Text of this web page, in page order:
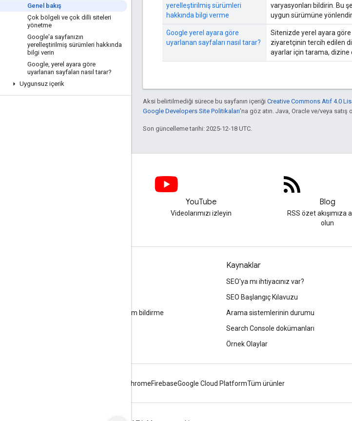
Genel bakış
Çok bölgeli ve çok dilli siteleri
yönetme
Google'a sayfanızın
yerelleştirilmiş sürümleri hakkında
bilgi verin
Google, yerel ayara göre
uyarlanan sayfaları nasıl tarar?
Uygunsuz içerik
yerelleştirilmiş sürümleri
hakkında bilgi verme
varyasyonları bildirin. Bu
uygun sürümüne
Google yerel ayara göre
uyarlanan sayfaları nasıl tarar?
Sitenizde yerel ayara
ziyaretçinin tercih edilen
ayarlar için tarama, dizine
Aksi belirtilmediği sürece bu sayfanın içeriği Creative Commons Atıf 4.0
Google Developers Site Politikaları'na göz atın. Java, Oracle ve/veya satış
Son güncelleme tarihi: 2025-12-18 UTC.
YouTube
Videolarımızı izleyin
Blog
RSS özet akışımıza
olun
Spam, kimlik avı veya kötü amaçlı yazılım bildirme
Kaynaklar
SEO'ya mı ihtiyacınız var?
SEO Başlangıç Kılavuzu
Arama sistemlerinin durumu
Search Console dokümanları
Örnek Olaylar
ChromeFirebaseGoogle Cloud PlatformTüm ürünler